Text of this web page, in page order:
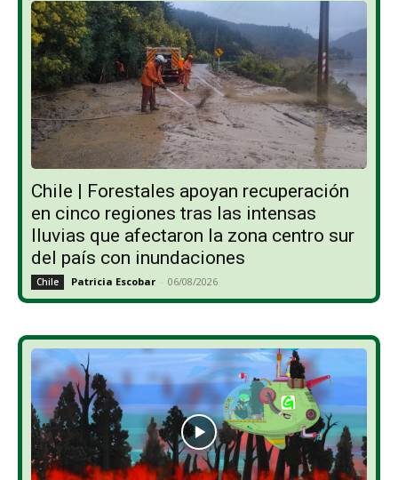
Chile | Forestales apoyan recuperación
en cinco regiones tras las intensas
lluvias que afectaron la zona centro sur
del país con inundaciones
Chile Patricia Escobar - 06/08/2026